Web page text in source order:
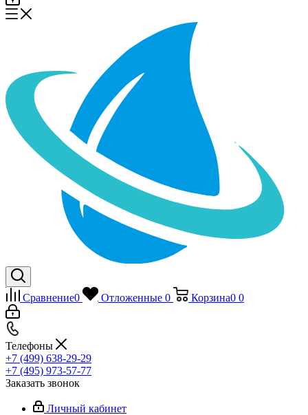
Сравнение0 Отложенные 0 Корзина0 0
Телефоны
+7 (499) 638-29-29
+7 (495) 973-57-77
Заказать звонок
Личный кабинет